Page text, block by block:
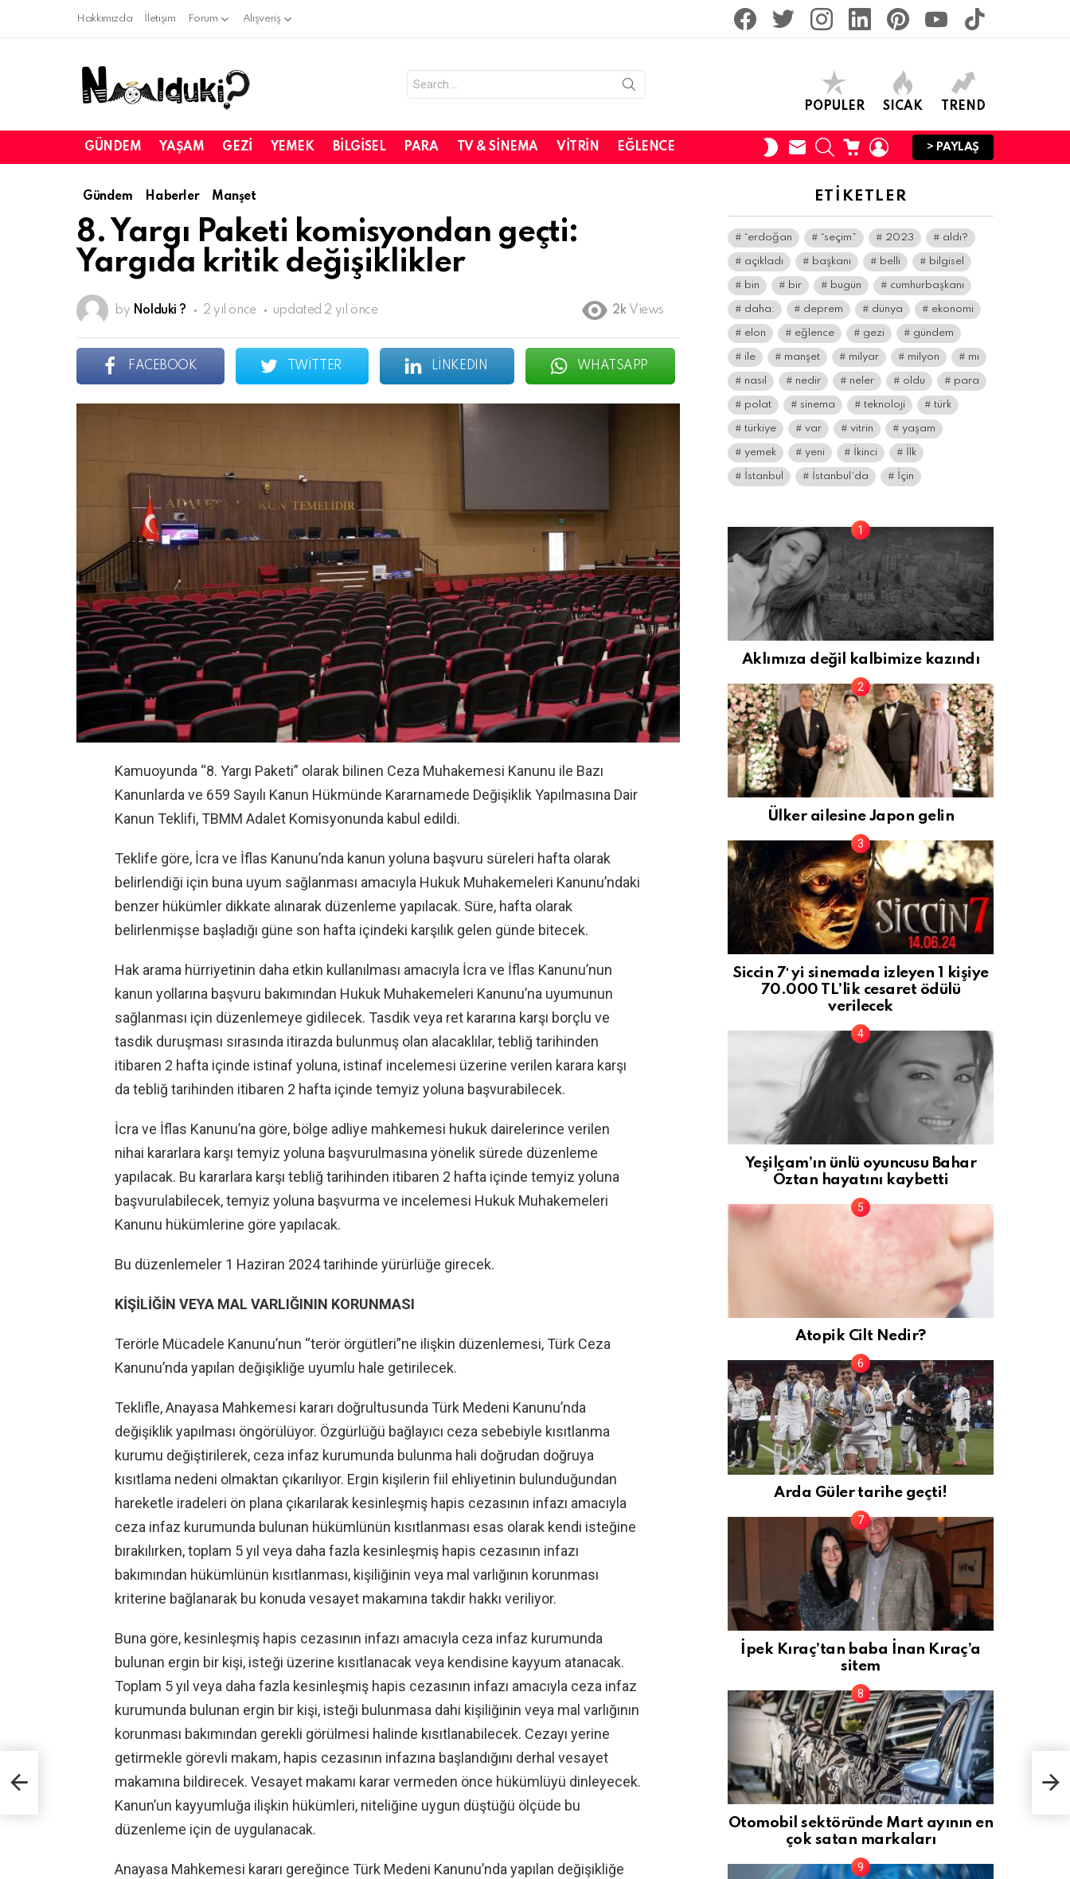
Hakkımızda İletişim Forum Alışveriş
for:
POPULER SICAK TREND
GÜNDEM YAŞAM GEZI YEMEK BILGISEL PARA TV & SINEMA VITRIN EĞLENCE
SWITCH
SKIN
SUBSCRIBE
SEARCHCART LOGIN
> PAYLAŞ
Gündem Haberler Manşet
8. Yargı Paketi komisyondan geçti:
Yargıda kritik değişiklikler
by Nolduki ? 2 yıl önce updated 2 yıl önce 2k Views
FACEBOOK TWITTER LINKEDIN WHATSAPP
Kamuoyunda “8. Yargı Paketi” olarak bilinen Ceza Muhakemesi Kanunu ile Bazı
Kanunlarda ve 659 Sayılı Kanun Hükmünde Kararnamede Değişiklik Yapılmasına Dair
Kanun Teklifi, TBMM Adalet Komisyonunda kabul edildi.
Teklife göre, İcra ve İflas Kanunu’nda kanun yoluna başvuru süreleri hafta olarak
belirlendiği için buna uyum sağlanması amacıyla Hukuk Muhakemeleri Kanunu’ndaki
benzer hükümler dikkate alınarak düzenleme yapılacak. Süre, hafta olarak
belirlenmişse başladığı güne son hafta içindeki karşılık gelen günde bitecek.
Hak arama hürriyetinin daha etkin kullanılması amacıyla İcra ve İflas Kanunu’nun
kanun yollarına başvuru bakımından Hukuk Muhakemeleri Kanunu’na uyumunun
sağlanması için düzenlemeye gidilecek. Tasdik veya ret kararına karşı borçlu ve
tasdik duruşması sırasında itirazda bulunmuş olan alacaklılar, tebliğ tarihinden
itibaren 2 hafta içinde istinaf yoluna, istinaf incelemesi üzerine verilen karara karşı
da tebliğ tarihinden itibaren 2 hafta içinde temyiz yoluna başvurabilecek.
İcra ve İflas Kanunu’na göre, bölge adliye mahkemesi hukuk dairelerince verilen
nihai kararlara karşı temyiz yoluna başvurulmasına yönelik sürede düzenleme
yapılacak. Bu kararlara karşı tebliğ tarihinden itibaren 2 hafta içinde temyiz yoluna
başvurulabilecek, temyiz yoluna başvurma ve incelemesi Hukuk Muhakemeleri
Kanunu hükümlerine göre yapılacak.
Bu düzenlemeler 1 Haziran 2024 tarihinde yürürlüğe girecek.
KİŞİLİĞİN VEYA MAL VARLIĞININ KORUNMASI
Terörle Mücadele Kanunu’nun “terör örgütleri”ne ilişkin düzenlemesi, Türk Ceza
Kanunu’nda yapılan değişikliğe uyumlu hale getirilecek.
Teklifle, Anayasa Mahkemesi kararı doğrultusunda Türk Medeni Kanunu’nda
değişiklik yapılması öngörülüyor. Özgürlüğü bağlayıcı ceza sebebiyle kısıtlanma
kurumu değiştirilerek, ceza infaz kurumunda bulunma hali doğrudan doğruya
kısıtlama nedeni olmaktan çıkarılıyor. Ergin kişilerin fiil ehliyetinin bulunduğundan
hareketle iradeleri ön plana çıkarılarak kesinleşmiş hapis cezasının infazı amacıyla
ceza infaz kurumunda bulunan hükümlünün kısıtlanması esas olarak kendi isteğine
bırakılırken, toplam 5 yıl veya daha fazla kesinleşmiş hapis cezasının infazı
bakımından hükümlünün kısıtlanması, kişiliğinin veya mal varlığının korunması
kriterine bağlanarak bu konuda vesayet makamına takdir hakkı veriliyor.
Buna göre, kesinleşmiş hapis cezasının infazı amacıyla ceza infaz kurumunda
bulunan ergin bir kişi, isteği üzerine kısıtlanacak veya kendisine kayyum atanacak.
Toplam 5 yıl veya daha fazla kesinleşmiş hapis cezasının infazı amacıyla ceza infaz
kurumunda bulunan ergin bir kişi, isteği bulunmasa dahi kişiliğinin veya mal varlığının
korunması bakımından gerekli görülmesi halinde kısıtlanabilecek. Cezayı yerine
getirmekle görevli makam, hapis cezasının infazına başlandığını derhal vesayet
makamına bildirecek. Vesayet makamı karar vermeden önce hükümlüyü dinleyecek.
Kanun’un kayyumluğa ilişkin hükümleri, niteliğine uygun düştüğü ölçüde bu
düzenleme için de uygulanacak.
Anayasa Mahkemesi kararı gereğince Türk Medeni Kanunu’nda yapılan değişikliğe
ETIKETLER
“erdoğan “seçim” 2023 aldı?
açıkladı başkanı belli bilgisel
bin bir bugün cumhurbaşkanı
daha: deprem dünya ekonomi
elon eğlence gezi gündem
ile manşet milyar milyon mı
nasıl nedir neler oldu para
polat sinema teknoloji türk
türkiye var vitrin yaşam
yemek yeni İkinci İlk
İstanbul İstanbul’da İçin
Aklımıza değil kalbimize kazındı
Ülker ailesine Japon gelin
Siccin 7′ yi sinemada izleyen 1 kişiye
70.000 TL’lik cesaret ödülü
verilecek
Yeşilçam’ın ünlü oyuncusu Bahar
Öztan hayatını kaybetti
Atopik Cilt Nedir?
Arda Güler tarihe geçti!
İpek Kıraç’tan baba İnan Kıraç’a
sitem
Otomobil sektöründe Mart ayının en
çok satan markaları